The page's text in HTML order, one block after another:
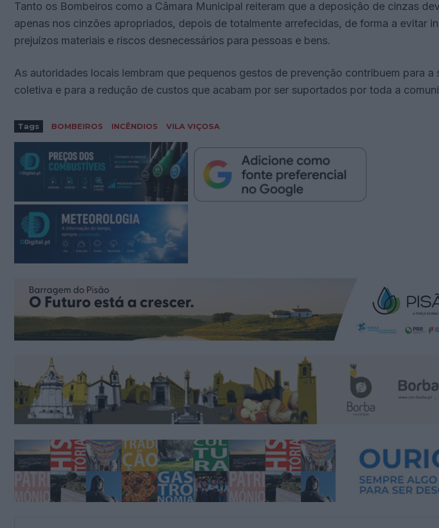
Tanto os Bombeiros como a Câmara Municipal reiteram que a deposição de cinzas
apenas nos cinzões apropriados, depois de totalmente arrefecidas, de forma a evitar
prejuízos materiais e riscos desnecessários para pessoas e bens.
As autoridades locais lembram que pequenos gestos de prevenção contribuem para a
coletiva e para a redução de custos que acabam por ser suportados por toda a
Tags BOMBEIROS INCÊNDIOS VILA VIÇOSA